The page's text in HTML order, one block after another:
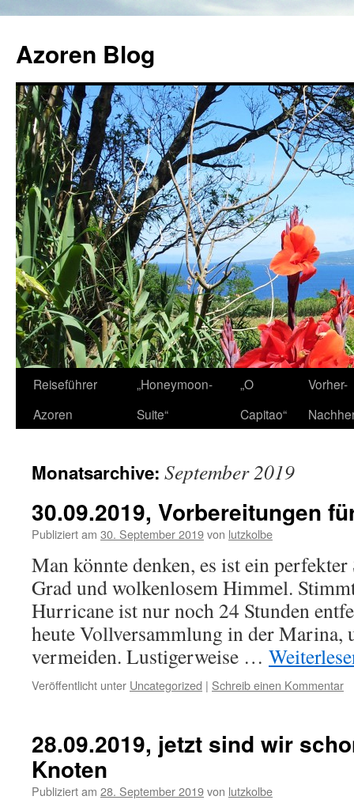
Azoren Blog
Zum
Inhalt
Reiseführer
Azoren
„Honeymoon-
Suite“
„O
Capitao“
Vorher-
Monatsarchive: September 2019
30.09.2019, Vorbereitungen
Publiziert am 30. September 2019von lutzkolbe
Man könnte denken, es ist ein
Grad und wolkenlosem Himmel.
Hurricane ist nur noch 24 Stunden
heute Vollversammlung in der Marina,
vermeiden. Lustigerweise …
Veröffentlicht unter Uncategorized | Schreib einen Kommentar
28.09.2019, jetzt sind wir
Knoten
Publiziert am 28. September 2019von lutzkolbe